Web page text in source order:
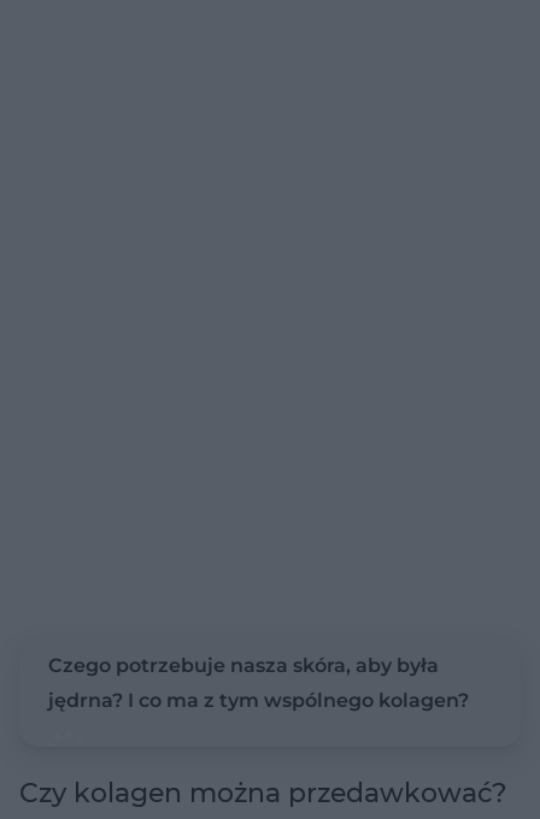
Czego potrzebuje nasza skóra, aby była
jędrna? I co ma z tym wspólnego kolagen?
Czy kolagen można przedawkować?